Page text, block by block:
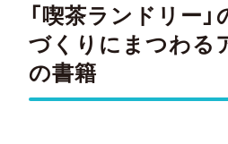
「喫茶ランドリー」
づくりにまつわる
の書籍